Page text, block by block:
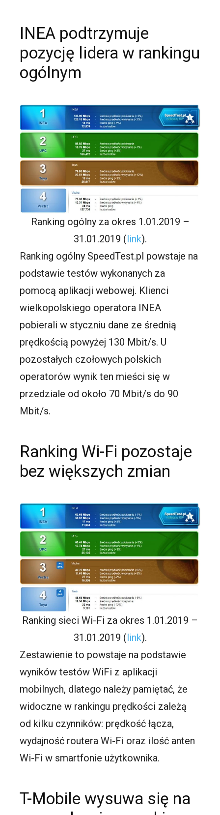
INEA podtrzymuje
pozycję lidera w rankingu
ogólnym
Ranking ogólny za okres 1.01.2019 –
31.01.2019 (link).
Ranking ogólny SpeedTest.pl powstaje na
podstawie testów wykonanych za
pomocą aplikacji webowej. Klienci
wielkopolskiego operatora INEA
pobierali w styczniu dane ze średnią
prędkością powyżej 130 Mbit/s. U
pozostałych czołowych polskich
operatorów wynik ten mieści się w
przedziale od około 70 Mbit/s do 90
Mbit/s.
Ranking Wi-Fi pozostaje
bez większych zmian
Ranking sieci Wi-Fi za okres 1.01.2019 –
31.01.2019 (link).
Zestawienie to powstaje na podstawie
wyników testów WiFi z aplikacji
mobilnych, dlatego należy pamiętać, że
widoczne w rankingu prędkości zależą
od kilku czynników: prędkość łącza,
wydajność routera Wi-Fi oraz ilość anten
Wi-Fi w smartfonie użytkownika.
T-Mobile wysuwa się na